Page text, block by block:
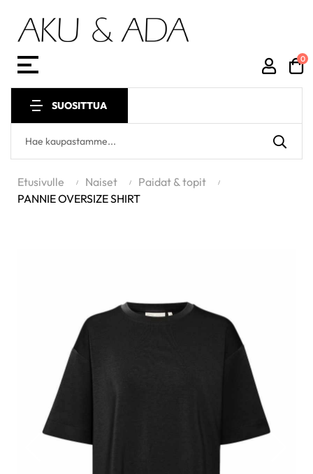
Toggle
navigation
☰ 0
SUOSITTUA
Etusivulle Naiset
Paidat & topit
PANNIE OVERSIZE SHIRT